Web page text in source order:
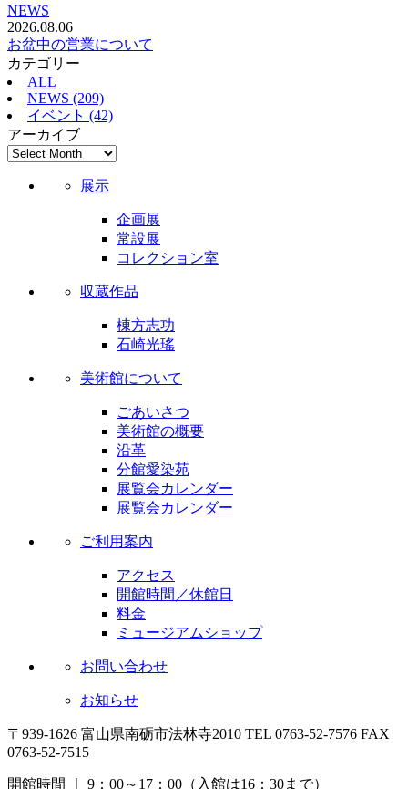
NEWS
2026.08.06
お盆中の営業について
カテゴリー
ALL
NEWS (209)
イベント (42)
アーカイブ
展示
企画展
常設展
コレクション室
収蔵作品
棟方志功
石崎光瑤
美術館について
ごあいさつ
美術館の概要
沿革
分館愛染苑
展覧会カレンダー
展覧会カレンダー
ご利用案内
アクセス
開館時間／休館日
料金
ミュージアムショップ
お問い合わせ
お知らせ
〒939-1626 富山県南砺市法林寺2010 TEL 0763-52-7576 FAX
0763-52-7515
開館時間 ｜ 9：00～17：00（入館は16：30まで）